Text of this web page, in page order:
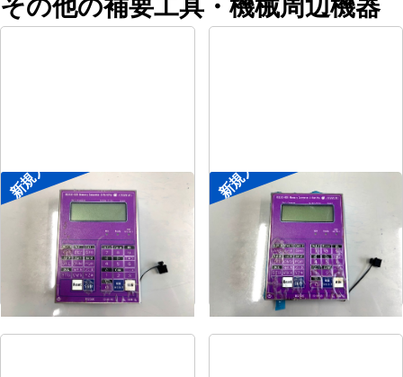
その他の補要工具・機械周辺機器
新規入荷
ポータブル入出力装置
協立アスリック
式U-Port Pro
式-
新規入荷
ポータブル入出力装置
メーカー 協立アスリック
式U-Port Pro
式-